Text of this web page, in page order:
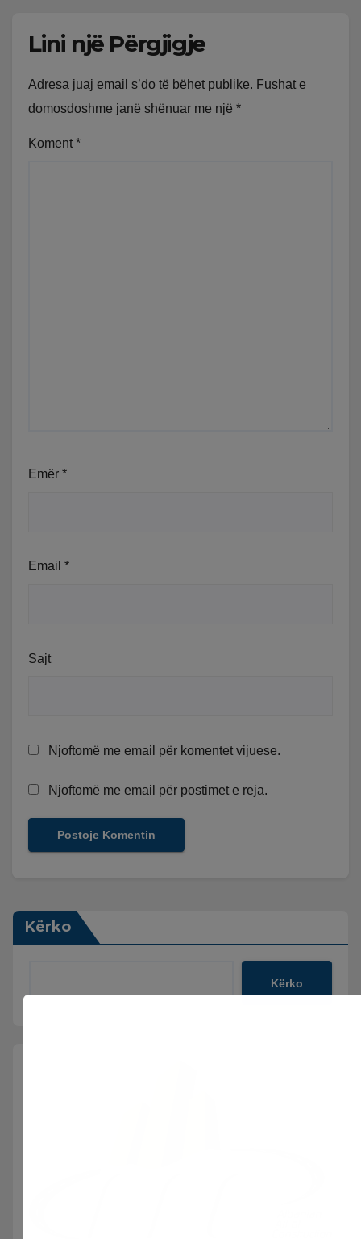
Lini një Përgjigje
Adresa juaj email s’do të bëhet publike. Fushat e
domosdoshme janë shënuar me një *
Koment *
Emër *
Email *
Sajt
Njoftomë me email për komentet vijuese.
Njoftomë me email për postimet e reja.
Kërko
Kërko